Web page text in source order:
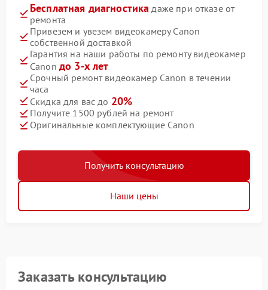
Бесплатная диагностика даже при отказе от
ремонта
Привезем и увезем видеокамеру Canon
собственной доставкой
Гарантия на наши работы по ремонту видеокамер
Canon до 3-х лет
Срочный ремонт видеокамер Canon в течении
часа
Скидка для вас до 20%
Получите 1500 рублей на ремонт
Оригинальные комплектующие Canon
Получить консультацию
Наши цены
Заказать консультацию